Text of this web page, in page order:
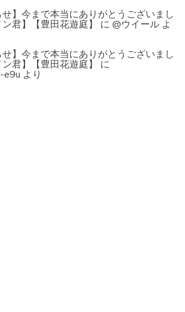
せ】今まで本当にありがとうございまし
】【豊田花遊庭】
に @ウイール よ
せ】今まで本当にありがとうございまし
】【豊田花遊庭】
に
e9u より